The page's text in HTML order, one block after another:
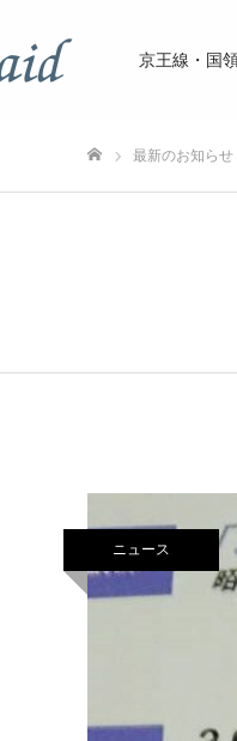
京王線・国
最新のお知らせ
ニュース